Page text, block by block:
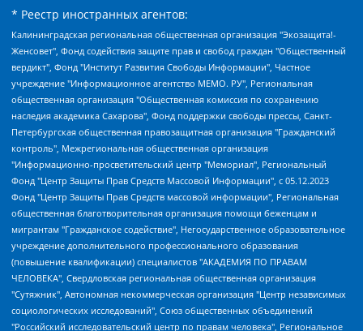
* Реестр иностранных агентов:
Калининградская региональная общественная организация "Экозащита!-Женсовет", Фонд содействия защите прав и свобод граждан "Общественный вердикт", Фонд "Институт Развития Свободы Информации", Частное учреждение "Информационное агентство МЕМО. РУ", Региональная общественная организация "Общественная комиссия по сохранению наследия академика Сахарова", Фонд поддержки свободы прессы, Санкт-Петербургская общественная правозащитная организация "Гражданский контроль", Межрегиональная общественная организация "Информационно-просветительский центр "Мемориал", Региональный Фонд "Центр Защиты Прав Средств Массовой Информации", с 05.12.2023 Фонд "Центр Защиты Прав Средств массовой информации", Региональная общественная благотворительная организация помощи беженцам и мигрантам "Гражданское содействие", Негосударственное образовательное учреждение дополнительного профессионального образования (повышение квалификации) специалистов "АКАДЕМИЯ ПО ПРАВАМ ЧЕЛОВЕКА", Свердловская региональная общественная организация "Сутяжник", Автономная некоммерческая организация "Центр независимых социологических исследований", Союз общественных объединений "Российский исследовательский центр по правам человека", Региональное общественное учреждение научно-информационный центр "МЕМОРИАЛ", Некоммерческая организация "Фонд защиты гласности", Автономная некоммерческая организация "Институт прав человека", Городская общественная организация "Екатеринбургское общество "МЕМОРИАЛ", Городская общественная организация "Рязанское историко-просветительское и правозащитное общество "Мемориал" (Рязанский Мемориал), Челябинский региональный орган общественной самодеятельности – женское общественное объединение "Женщины Евразии", Челябинский региональный орган общественной самодеятельности "Уральская правозащитная группа", Фонд содействия защите здоровья и социальной справедливости имени Андрея Рылькова, Автономная Некоммерческая Организация "Аналитический Центр Юрия Левады", Автономная некоммерческая организация социальной поддержки населения "Проект Апрель", Региональная общественная организация помощи женщинам и детям, находящимся в кризисной ситуации "Информационно-методический центр "Анна", Фонд содействия развитию массовых коммуникаций и правовому просвещению "Так-так-Так", Фонд содействия устойчивому развитию "Серебряная тайга", Свердловский региональный общественный фонд социальных проектов "Новое время", "Idel.Реалии", Кавказ.Реалии, Крым.Реалии, Телеканал Настоящее Время, Татаро-башкирская служба Радио Свобода (Azatliq Radiosi), Радио Свободная Европа/Радио Свобода (PCE/PC), "Сибирь.Реалии", "Фактограф", Благотворительный фонд помощи осужденным и их семьям, Автономная некоммерческая организация "Институт глобализации и социальных движений", Фонд "В защиту прав заключенных", Частное учреждение "Центр поддержки и содействия развитию средств массовой информации", Пензенский региональный общественный благотворительный фонд "Гражданский союз", "Север.Реалии", Некоммерческая организация Фонд "Правовая инициатива", Общество с ограниченной ответственностью "Радио Свободная Европа/Радио Свобода", Чешское информационное агентство "MEDIUM-ORIENT", Красноярская региональная общественная организация "Мы против СПИДа", Камалягин Денис Николаевич, Маркелов Сергей Евгеньевич, Пономарев Лев Александрович, Савицкая Людмила Алексеевна, Автономная некоммерческая организация "Центр по работе с проблемой насилия "НАСИЛИЮ.НЕТ", Межрегиональный профессиональный союз работников здравоохранения "Альянс врачей", Юридическое лицо, зарегистрированное в Латвийской Республике, SIA "Medusa Project" (регистрационный номер 40103797863, дата регистрации 10.06.2014), Некоммерческая организация "Фонд по борьбе с коррупцией", Автономная некоммерческая организация "Институт права и публичной политики", Баданин Роман Сергеевич, Гликин Максим Александрович, Железнова Мария Михайловна, Лукьянова Юлия Сергеевна, Маетная Елизавета Витальевна, Маняхин Петр Борисович, Чуракова Ольга Владимировна, Ярош Юлия Петровна, Юридическое лицо "The Insider SIA", зарегистрированное в Риге, Латвийская Республика (дата регистрации 26.06.2015), являющееся администратором доменного имени интернет-издания "The Insider SIA", https://theins.ru, Постернак Алексей Евгеньевич, Рубин Михаил Аркадьевич, Анин Роман Александрович, Юридическое лицо Istories fonds, зарегистрированное в Латвийской Республике (регистрационный номер 50008295751, дата регистрации 24.02.2020), Великовский Дмитрий Александрович, Долинина Ирина Николаевна, Мароховская Алеся Алексеевна, Шлейнов Роман Юрьевич, Шмагун Олеся Валентиновна, Общество с ограниченной ответственностью "Альтаир 2021", Общество с ограниченной ответственностью "Вега 2021", Общество с ограниченной ответственностью "Главный редактор 2021", Общество с ограниченной ответственностью "Ромашки монолит", Важенков Артем Валерьевич, Ивановская областная общественная организация "Центр гендерных исследований", Гурман Юрий Альбертович, Медиапроект "ОВД-Инфо", Егоров Владимир Владимирович, Жилинский Владимир Александрович, Общество с ограниченной ответственностью "ЗП", Иванова София Юрьевна, Карезина Инна Павловна, Кильтау Екатерина Викторовна, Петров Алексей Викторович, Пискунов Сергей Евгеньевич, Смирнов Сергей Сергеевич, Тихонов Михаил Сергеевич, Общество с ограниченной ответственностью "ЖУРНАЛИСТ-ИНОСТРАННЫЙ АГЕНТ", Арапова Галина Юрьевна, Вольтская Татьяна Анатольевна, Американская компания "Mason G.E.S. Anonymous Foundation" (США), являющаяся владельцем интернет-издания https://mnews.world/, Компания "Stichting Bellingcat", зарегистрированная в Нидерландах (дата регистрации 11.07.2018), Захаров Андрей Вячеславович, Клепиковская Екатерина Дмитриевна, Общество с ограниченной ответственностью "МЕМО", Перл Роман Александрович, Симонов Евгений Алексеевич, Соловьева Елена Анатольевна, Сотников Даниил Владимирович, Сурначева Елизавета Дмитриевна, Автономная некоммерческая организация по защите прав человека и информированию населения "Якутия – Наше Мнение", Общество с ограниченной ответственностью "Москоу диджитал медиа", с 26.01.2023 Общество с ограниченной ответственностью "Чайка Белые сады", Ветошкина Валерия Валерьевна, Заговора Максим Александрович, Межрегиональное общественное движение "Российская ЛГБТ - сеть", Оленичев Максим Владимирович, Павлов Иван Юрьевич, Скворцова Елена Сергеевна, Общество с ограниченной ответственностью "Как бы инагент", Кочетков Игорь Викторович, Общество с ограниченной ответственностью "Честные выборы", Еланчик Олег Александрович, Общество с ограниченной ответственностью "Нобелевский призыв", Гималова Регина Эмилевна, Григорьев Андрей Валерьевич, Григорьева Алина Александровна, Ассоциация по содействию защите прав призывников, альтернативнослужащих и военнослужащих "Правозащитная группа "Гражданин.Армия.Право", Хисамова Регина Фаритовна, Автономная некоммерческая организация по реализации социально-правовых программ "Лилит", Дальневосточное общественное движение "Маяк", Санкт-Петербургская ЛГБТ-инициативная группа "Выход", Инициативная группа ЛГБТ+ "Реверс", Алексеев Андрей Викторович, Бекбулатова Таисия Львовна, Беляев Иван Михайлович, Владыкина Елена Сергеевна, Гельман Марат Александрович, Никульшина Вероника Юрьевна, Толоконникова Надежда Андреевна, Шендерович Виктор Анатольевич, Общество с ограниченной ответственностью "Данное сообщение", Общество с ограниченной ответственностью Издательский дом "Новая глава", Айнбиндер Александра Александровна, Московский комьюнити-центр для ЛГБТ+инициатив, Благотворительный фонд развития филантропии, Deutsche Welle (Германия, Kurt-Schumacher-Strasse 3, 53113 Bonn), Борзунова Мария Михайловна, Воробьев Виктор Викторович, Голубева Анна Львовна, Константинова Алла Михайловна, Малкова Ирина Владимировна, Мурадов Мурад Абдулгалимович, Осетинская Елизавета Николаевна, Понасенков Евгений Николаевич, Ганапольский Матвей Юрьевич, Киселев Евгений Алексеевич, Борухович Ирина Григорьевна, Дремин Иван Тимофеевич, Дубровский Дмитрий Викторович, Красноярская региональная общественная организация поддержки и развития альтернативных образовательных технологий и межкультурных коммуникаций "ИНТЕРРА", Маяковская Екатерина Алексеевна, Фейгин Марк Захарович, Филимонов Андрей Викторович, Дзугкоева Регина Николаевна, Доброхотов Роман Александрович, Дудь Юрий Александрович, Елкин Сергей Владимирович, Кругликов Кирилл Игоревич, Сабунаева Мария Леонидовна, Семенов Алексей Владимирович, Шаинян Карен Багратович, Шульман Екатерина Михайловна, Асафьев Артур Валерьевич, Вахштайн Виктор Семенович, Венедиктов Алексей Алексеевич, Лушникова Екатерина Евгеньевна, Волков Леонид Михайлович, Невзоров Александр Глебович, Пархоменко Сергей Борисович, Сироткин Ярослав Николаевич, Кара-Мурза Владимир Владимирович, Баранова Наталья Владимировна, Гозман Леонид Яковлевич, Кагарлицкий Борис Юльевич, Климарев Михаил Валерьевич, Милов Владимир Станиславович, Автономная некоммерческая организация Краснодарский центр современного искусства "Типография", Моргенштерн Алишер Тагирович, Соболь Любовь Эдуардовна, Общество с ограниченной ответственностью "ЛИЗА НОРМ", Каспаров Гарри Кимович, Ходорковский Михаил Борисович, Общество с ограниченной ответственностью "Апрельские тезисы", Данилович Ирина Брониславовна, Кашин Олег Владимирович, Петров Николай Владимирович, Пивоваров Алексей Владимирович, Соколов Михаил Владимирович, Цветкова Юлия Владимировна, Чичваркин Евгений Александрович, Комитет против пыток/Команда против пыток, Общество с ограниченной ответственностью "Первый научный", Общество с ограниченной ответственностью "Вертолет и ко", Белоцерковская Вероника Борисовна, Кац Максим Евгеньевич, Лазарева Татьяна Юрьевна, Шаведдинов Руслан Табризович, Яшин Илья Валерьевич, Общество с ограниченной ответственностью "Иноагент ААВ", Алешковский Дмитрий Петрович, Альбац Евгения Марковна, Быков Дмитрий Львович, Галямина Юлия Евгеньевна, Лойко Сергей Леонидович, Мартынов Кирилл Константинович, Медведев Сергей Александрович, Крашенинников Федор Геннадиевич, Гордеева Катерина Вл